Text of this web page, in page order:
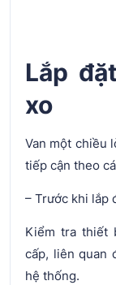
Lắp
xo
Van một chiều
tiếp cận theo
– Trước khi lắp
Kiểm tra thiết
cấp, liên quan
hệ thống.